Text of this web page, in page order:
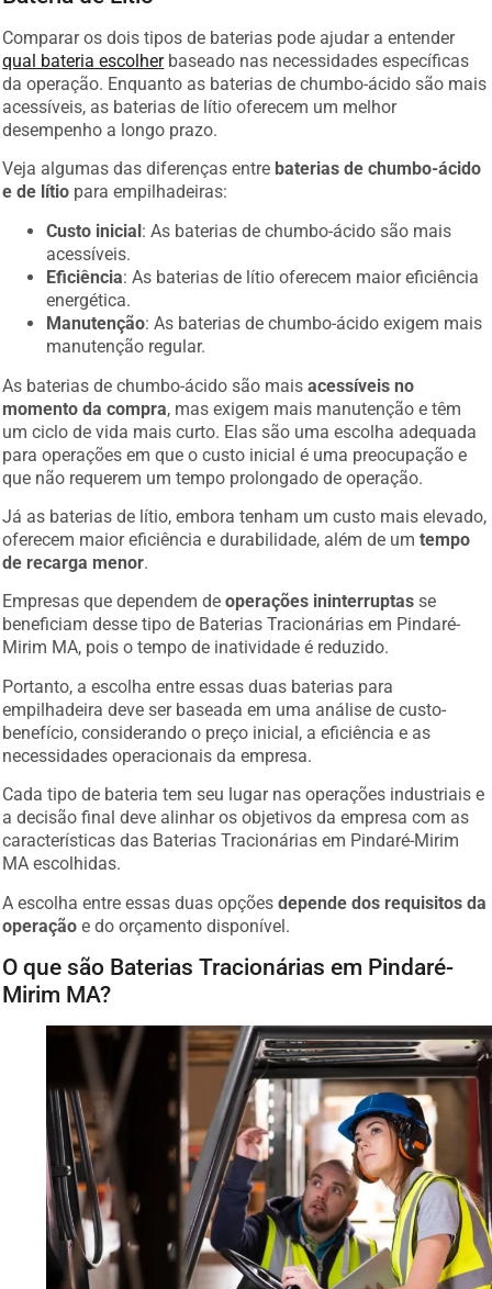
Comparar os dois tipos de baterias pode ajudar a entender
qual bateria escolherbaseado nas necessidades específicas
da operação. Enquanto as baterias de chumbo-ácido são mais
acessíveis, as baterias de lítio oferecem um melhor
desempenho a longo prazo.
Veja algumas das diferenças entre baterias de chumbo-ácido
e de lítio para empilhadeiras:
Custo inicial: As baterias de chumbo-ácido são mais
acessíveis.
Eficiência: As baterias de lítio oferecem maior eficiência
energética.
Manutenção: As baterias de chumbo-ácido exigem mais
manutenção regular.
As baterias de chumbo-ácido são maisacessíveis no
momento da compra, mas exigem mais manutenção e têm
um ciclo de vida mais curto. Elas são uma escolha adequada
para operações em que o custo inicial é uma preocupação e
que não requerem um tempo prolongado de operação.
Já as baterias de lítio, embora tenham um custo mais elevado,
oferecem maior eficiência e durabilidade, além de umtempo
de recarga menor.
Empresas que dependem deoperações ininterruptas se
beneficiam desse tipo de Baterias Tracionárias em Pindaré-
Mirim MA, pois o tempo de inatividade é reduzido.
Portanto, a escolha entre essas duas baterias para
empilhadeira deve ser baseada em uma análise de custo-
benefício, considerando o preço inicial, a eficiência e as
necessidades operacionais da empresa.
Cada tipo de bateria tem seu lugar nas operações industriais e
a decisão final deve alinhar os objetivos da empresa com as
características das Baterias Tracionárias em Pindaré-Mirim
MA escolhidas.
A escolha entre essas duas opçõesdepende dos requisitos da
operação e do orçamento disponível.
O que são Baterias Tracionárias em Pindaré-
Mirim MA?